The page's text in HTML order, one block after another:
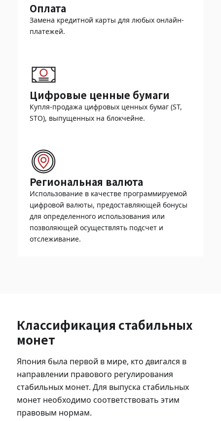
Оплата
Замена кредитной карты для любых онлайн-
платежей.
Цифровые ценные бумаги
Купля-продажа цифровых ценных бумаг (ST,
STO), выпущенных на блокчейне.
Региональная валюта
Использование в качестве программируемой
цифровой валюты, предоставляющей бонусы
для определенного использования или
позволяющей осуществлять подсчет и
отслеживание.
Классификация стабильных
монет
Япония была первой в мире, кто двигался в
направлении правового регулирования
стабильных монет. Для выпуска стабильных
монет необходимо соответствовать этим
правовым нормам.